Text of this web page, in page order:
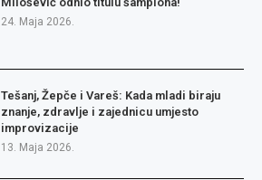
24. Maja 2026.
Tešanj, Žepče i Vareš: Kada mladi biraju
znanje, zdravlje i zajednicu umjesto
improvizacije
13. Maja 2026.